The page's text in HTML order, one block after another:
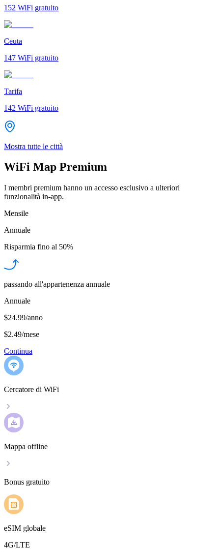
152 WiFi gratuito
Ceuta
147 WiFi gratuito
Tarifa
142 WiFi gratuito
Mostra tutte le città
WiFi Map Premium
I membri premium hanno un accesso esclusivo a ulteriori
funzionalità in-app.
Mensile
Annuale
Risparmia fino al 50%
passando all'appartenenza annuale
Annuale
$24.99/anno
$2.49/mese
Continua
Cercatore di WiFi
Mappa offline
Bonus gratuito
eSIM globale
4G/LTE